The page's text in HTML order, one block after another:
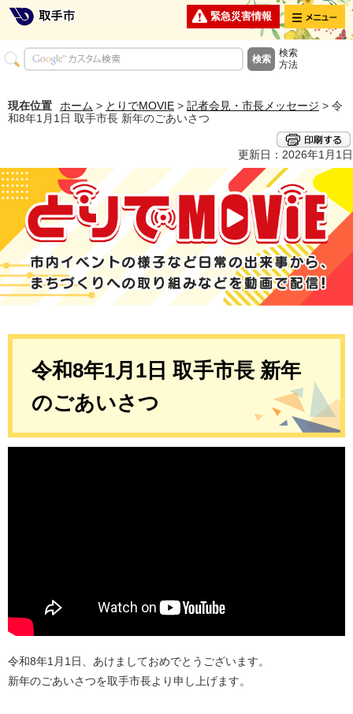
緊急災害情報 メニュー
検索
方法
現在位置 ホーム > とりでMOVIE > 記者会見・市長メッセージ > 令
和8年1月1日 取手市長 新年のごあいさつ
更新日：2026年1月1日
とりでMOVIE 市内イベントの様子など日常の出来事から、まちづくり
への取り組みなどを動画で配信！
令和8年1月1日 取手市長 新年
のごあいさつ
令和8年1月1日、あけましておめでとうございます。
新年のごあいさつを取手市長より申し上げます。